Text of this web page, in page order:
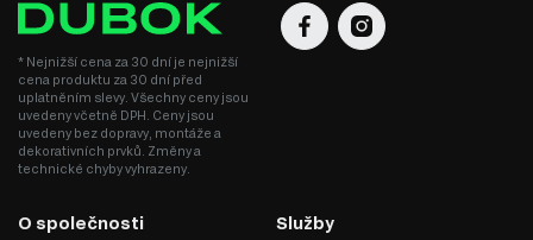
jedinečné designové produkty.
* Nejnižší cena za 30 dní je nejnižší
cena produktu za 30 dní před
uplatněním slevy. Všechny ceny jsou
uvedeny včetně DPH. Ceny jsou
uvedeny bez dopravy, montáže a
dekorativních prvků. Změny a
technické chyby vyhrazeny.
O společnosti
Služby